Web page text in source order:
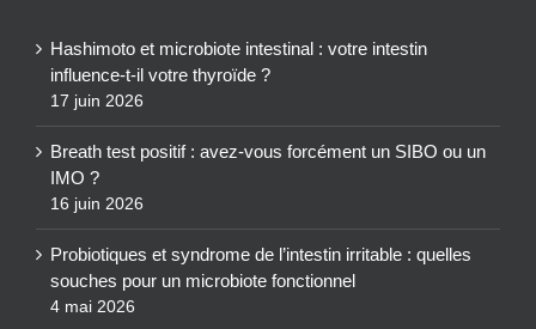
Hashimoto et microbiote intestinal : votre intestin
influence-t-il votre thyroïde ?
17 juin 2026
Breath test positif : avez-vous forcément un SIBO ou un
IMO ?
16 juin 2026
Probiotiques et syndrome de l’intestin irritable : quelles
souches pour un microbiote fonctionnel
4 mai 2026